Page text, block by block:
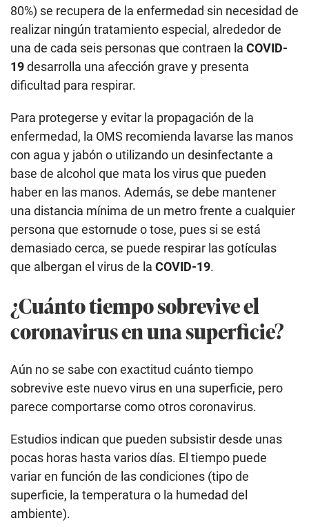
80%) se recupera de la enfermedad sin necesidad de
realizar ningún tratamiento especial, alrededor de
una de cada seis personas que contraen la COVID-
19desarrolla una afección grave y presenta
dificultad para respirar.
Para protegerse y evitar la propagación de la
enfermedad, la OMS recomienda lavarse las manos
con agua y jabón o utilizando un desinfectante a
base de alcohol que mata los virus que pueden
haber en las manos. Además, se debe mantener
una distancia mínima de un metro frente a cualquier
persona que estornude o tose, pues si se está
demasiado cerca, se puede respirar las gotículas
que albergan el virus de la COVID-19.
¿Cuánto tiempo sobrevive el
coronavirus en una superficie?
Aún no se sabe con exactitud cuánto tiempo
sobrevive este nuevo virus en una superficie, pero
parece comportarse como otros coronavirus.
Estudios indican que pueden subsistir desde unas
pocas horas hasta varios días. El tiempo puede
variar en función de las condiciones (tipo de
superficie, la temperatura o la humedad del
ambiente).